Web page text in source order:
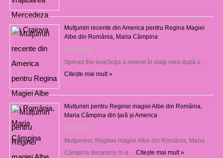
Mulţumiri recente din America pentru Regina Magiei
Albe din România, Maria Câmpina
23/08/2025
Spread the loveSoţia a revenit în viaţa mea după o …
Citește mai mult »
Mulțumiri pentru Reginei magiei Albe din România,
Maria Câmpina din țară și America
22/05/2025
Mulţumesc Reginei magiei Albe din România, Maria
Câmpina deoarece m-a … Citește mai mult »